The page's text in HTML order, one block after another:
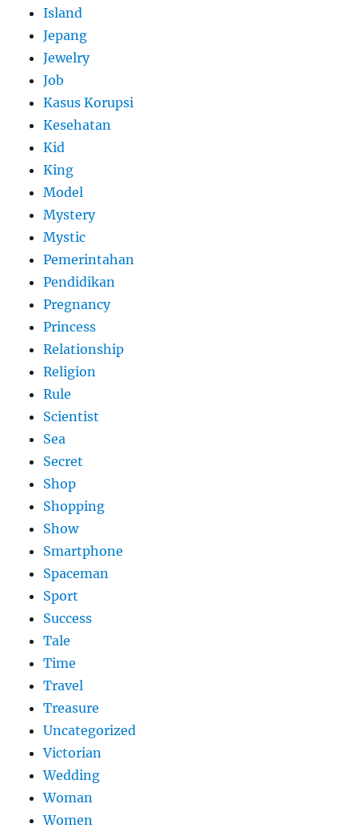
Island
Jepang
Jewelry
Job
Kasus Korupsi
Kesehatan
Kid
King
Model
Mystery
Mystic
Pemerintahan
Pendidikan
Pregnancy
Princess
Relationship
Religion
Rule
Scientist
Sea
Secret
Shop
Shopping
Show
Smartphone
Spaceman
Sport
Success
Tale
Time
Travel
Treasure
Uncategorized
Victorian
Wedding
Woman
Women